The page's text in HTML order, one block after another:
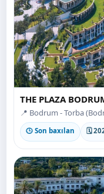
THE PLAZA
📍 Bodrum - Torba
🕒 Son baxılan 🗓